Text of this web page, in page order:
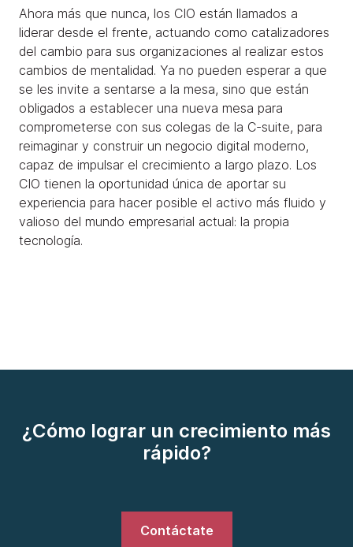
Ahora más que nunca, los CIO están llamados a
liderar desde el frente, actuando como catalizadores
del cambio para sus organizaciones al realizar estos
cambios de mentalidad. Ya no pueden esperar a que
se les invite a sentarse a la mesa, sino que están
obligados a establecer una nueva mesa para
comprometerse con sus colegas de la C-suite, para
reimaginar y construir un negocio digital moderno,
capaz de impulsar el crecimiento a largo plazo. Los
CIO tienen la oportunidad única de aportar su
experiencia para hacer posible el activo más fluido y
valioso del mundo empresarial actual: la propia
tecnología.
¿Cómo lograr un crecimiento más
rápido?
Contáctate